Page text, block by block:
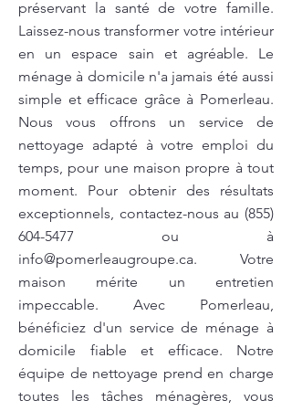
préservant la santé de votre famille.
Laissez-nous transformer votre intérieur
en un espace sain et agréable. Le
ménage à domicile n'a jamais été aussi
simple et efficace grâce à Pomerleau.
Nous vous offrons un service de
nettoyage adapté à votre emploi du
temps, pour une maison propre à tout
moment. Pour obtenir des résultats
exceptionnels, contactez-nous au (855)
604-5477 ou à
info@pomerleaugroupe.ca. Votre
maison mérite un entretien
impeccable. Avec Pomerleau,
bénéficiez d'un service de ménage à
domicile fiable et efficace. Notre
équipe de nettoyage prend en charge
toutes les tâches ménagères, vous